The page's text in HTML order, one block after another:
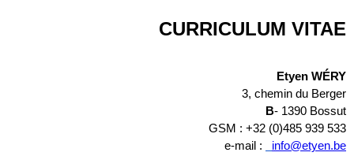
CURRICULUM VITAE
Etyen WÉRY
3, chemin du Berger
B- 1390 Bossut
GSM : +32 (0)485 939 533
e-mail :
info@etyen.be